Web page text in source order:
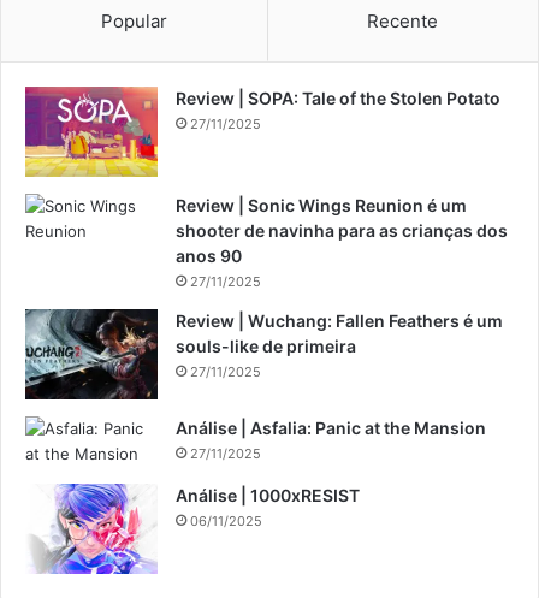
Popular Recente
Review | SOPA: Tale of the Stolen Potato
27/11/2025
Review | Sonic Wings Reunion é um
shooter de navinha para as crianças dos
anos 90
27/11/2025
Review | Wuchang: Fallen Feathers é um
souls-like de primeira
27/11/2025
Análise | Asfalia: Panic at the Mansion
27/11/2025
Análise | 1000xRESIST
06/11/2025